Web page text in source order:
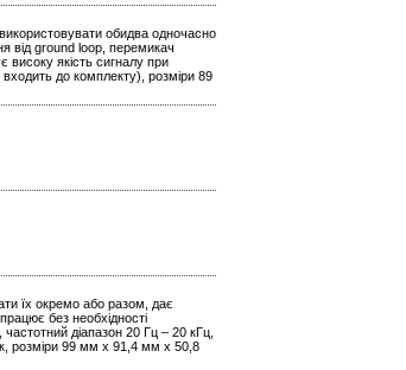
обидва одночасно
від ground loop, перемикач
високу якість сигналу при
до комплекту), розміри 89
їх окремо або разом, дає
без необхідності
діапазон 20 Гц – 20 кГц,
розміри 99 мм x 91,4 мм x 50,8